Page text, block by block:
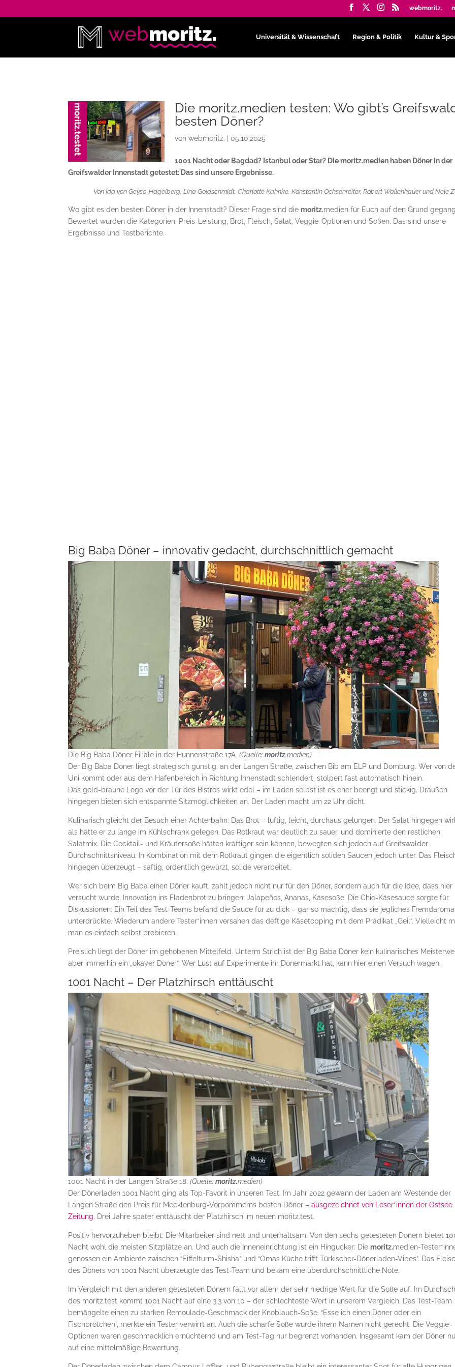
webmoritz.
Universität & Wissenschaft Region & Politik Kultur &
Die moritz.medien testen: Wo gibt’s
besten Döner?
vonwebmoritz. |05.10.2025
1001 Nacht oder Bagdad? Istanbul oder Star? Die moritz.medien haben Döner in der
Greifswalder Innenstadt getestet: Das sind unsere Ergebnisse.
Von Ida von Geyso-Hagelberg, Lina Goldschmidt, Charlotte Kahnke, Konstantin Ochsenreiter, Robert Wallenhauer und Nele
Wo gibt es den besten Döner in der Innenstadt? Dieser Frage sind die moritz.medien für Euch auf den Grund
Bewertet wurden die Kategorien: Preis-Leistung, Brot, Fleisch, Salat, Veggie-Optionen und Soßen. Das sind unsere
Ergebnisse und Testberichte.
Big Baba Döner – innovativ gedacht, durchschnittlich gemacht
Die Big Baba Döner Filiale in der Hunnenstraße 17A.(Quelle:moritz.medien)
Der Big Baba Döner liegt strategisch günstig: an der Langen Straße, zwischen Bib am ELP und Domburg. Wer von
Uni kommt oder aus dem Hafenbereich in Richtung Innenstadt schlendert, stolpert fast automatisch hinein.
Das gold-braune Logo vor der Tür des Bistros wirkt edel – im Laden selbst ist es eher beengt und stickig. Draußen
hingegen bieten sich entspannte Sitzmöglichkeiten an. Der Laden macht um 22 Uhr dicht.
Kulinarisch gleicht der Besuch einer Achterbahn: Das Brot – luftig, leicht, durchaus gelungen. Der Salat hingegen
als hätte er zu lange im Kühlschrank gelegen. Das Rotkraut war deutlich zu sauer, und dominierte den restlichen
Salatmix. Die Cocktail- und Kräutersoße hätten kräftiger sein können, bewegten sich jedoch auf Greifswalder
Durchschnittsniveau. In Kombination mit dem Rotkraut gingen die eigentlich soliden Saucen jedoch unter. Das
hingegen überzeugt – saftig, ordentlich gewürzt, solide verarbeitet.
Wer sich beim Big Baba einen Döner kauft, zahlt jedoch nicht nur für den Döner, sondern auch für die Idee, dass hier
versucht wurde, Innovation ins Fladenbrot zu bringen: Jalapeños, Ananas, Käsesoße. Die Chio-Käsesauce sorgte für
Diskussionen: Ein Teil des Test-Teams befand die Sauce für zu dick – gar so mächtig, dass sie jegliches Fremdaroma
unterdrückte. Wiederum andere Tester*innen versahen das deftige Käsetopping mit dem Prädikat „Geil“. Vielleicht
man es einfach selbst probieren.
Preislich liegt der Döner im gehobenen Mittelfeld. Unterm Strich ist der Big Baba Döner kein kulinarisches
aber immerhin ein „okayer Döner“. Wer Lust auf Experimente im Dönermarkt hat, kann hier einen Versuch wagen.
1001 Nacht – Der Platzhirsch enttäuscht
1001 Nacht in der Langen Straße 18.(Quelle:moritz.medien)
Der Dönerladen 1001 Nacht ging als Top-Favorit in unseren Test. Im Jahr 2022 gewann der Laden am Westende der
Langen Straße den Preis für Mecklenburg-Vorpommerns besten Döner –ausgezeichnet von Leser*innen der Ostsee
Zeitung. Drei Jahre später enttäuscht der Platzhirsch im neuen moritz.test.
Positiv hervorzuheben bleibt: Die Mitarbeiter sind nett und unterhaltsam. Von den sechs getesteten Dönern bietet
Nacht wohl die meisten Sitzplätze an. Und auch die Inneneinrichtung ist ein Hingucker: Die moritz.medien-
genossen ein Ambiente zwischen “Eiffelturm-Shisha” und “Omas Küche trifft Türkischer-Dönerladen-Vibes”. Das
des Döners von 1001 Nacht überzeugte das Test-Team und bekam eine überdurchschnittliche Note.
Im Vergleich mit den anderen getesteten Dönern fällt vor allem der sehr niedrige Wert für die Soße auf. Im
des moritz.test kommt 1001 Nacht auf eine 3,3 von 10 – der schlechteste Wert in unserem Vergleich. Das Test-Team
bemängelte einen zu starken Remoulade-Geschmack der Knoblauch-Soße. “Esse ich einen Döner oder ein
Fischbrötchen”, merkte ein Tester verwirrt an. Auch die scharfe Soße wurde ihrem Namen nicht gerecht. Die Veggie-
Optionen waren geschmacklich ernüchternd und am Test-Tag nur begrenzt vorhanden. Insgesamt kam der Döner
auf eine mittelmäßige Bewertung.